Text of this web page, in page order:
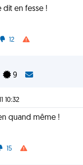
dit en fesse !
12
9
10:32
quand même !
15